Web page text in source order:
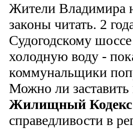
Жители Владимира
законы читать. 2
Судогодскому
холодную воду -
коммунальщики
Можно ли заставить
Жилищный Кодекс
справедливости в